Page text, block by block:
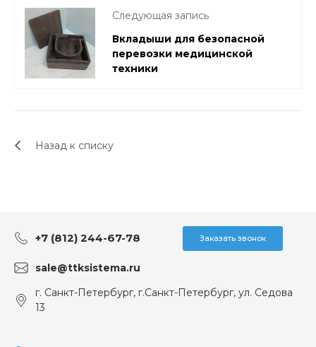
Следующая запись
Вкладыши для безопасной
перевозки медицинской
техники
Назад к списку
+7 (812) 244-67-78 Заказать звонок
sale@ttksistema.ru
г. Санкт-Петербург, г.Санкт-Петербург, ул. Седова
13